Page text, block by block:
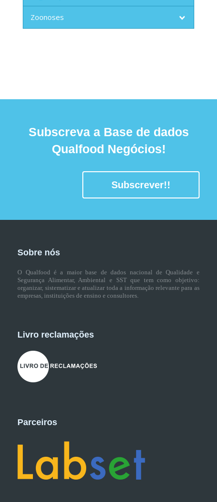
Zoonoses
Subscreva a Base de dados
Qualfood Negócios!
Subscrever!!
Sobre nós
O Qualfood é a maior base de dados nacional de Qualidade e
Segurança Alimentar, Ambiental e SST que tem como objetivo:
organizar, sistematizar e atualizar toda a informação relevante para as
empresas, instituições de ensino e consultores.
Livro reclamações
Parceiros